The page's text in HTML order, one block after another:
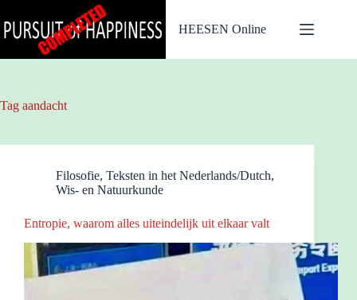
naar
de
HEESEN Online
Tag aandacht
Filosofie, Teksten in het Nederlands/Dutch,
Wis- en Natuurkunde
Entropie, waarom alles uiteindelijk uit elkaar valt